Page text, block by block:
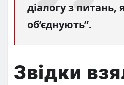
діалогу з питань,
об’єднують”.
Звідки